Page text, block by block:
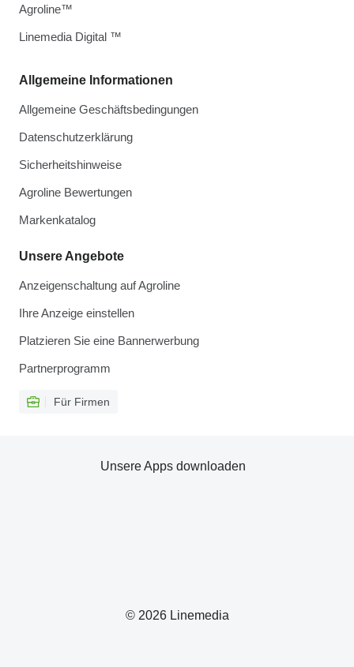
Allgemeine Informationen
Allgemeine Geschäftsbedingungen
Datenschutzerklärung
Sicherheitshinweise
Agroline Bewertungen
Markenkatalog
Unsere Angebote
Anzeigenschaltung auf Agroline
Ihre Anzeige einstellen
Platzieren Sie eine Bannerwerbung
Partnerprogramm
Für Firmen
Agroline™
Linemedia Digital ™
© 2026 Linemedia
Unsere Apps downloaden